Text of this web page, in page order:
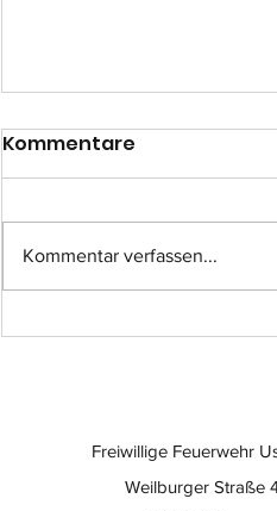
Einsatz-Nr.: 057
Kommentare
Kommentar verfassen...
Freiwillige Feuerwehr
Weilburger Straße